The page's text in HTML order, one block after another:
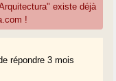
existe déjà
!
répondre 3 mois